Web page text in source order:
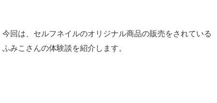
今回は、セルフネイルのオリジナル商品の販売をされている
ふみこさんの体験談を紹介します。